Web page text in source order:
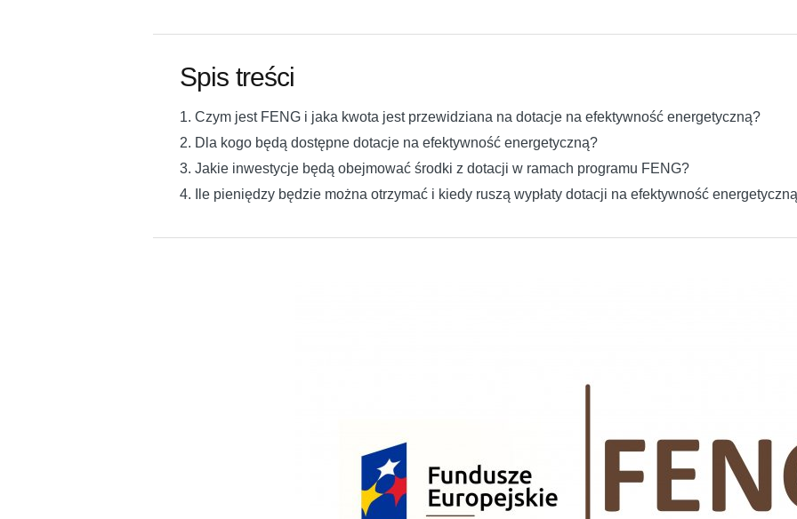
Spis treści
1. Czym jest FENG i jaka kwota jest przewidziana na dotacje na efektywność energetyczną?
2. Dla kogo będą dostępne dotacje na efektywność energetyczną?
3. Jakie inwestycje będą obejmować środki z dotacji w ramach programu FENG?
4. Ile pieniędzy będzie można otrzymać i kiedy ruszą wypłaty dotacji na efektywność